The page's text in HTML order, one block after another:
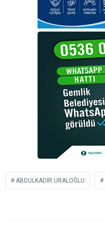
ABDULKADIR URALOĞLU